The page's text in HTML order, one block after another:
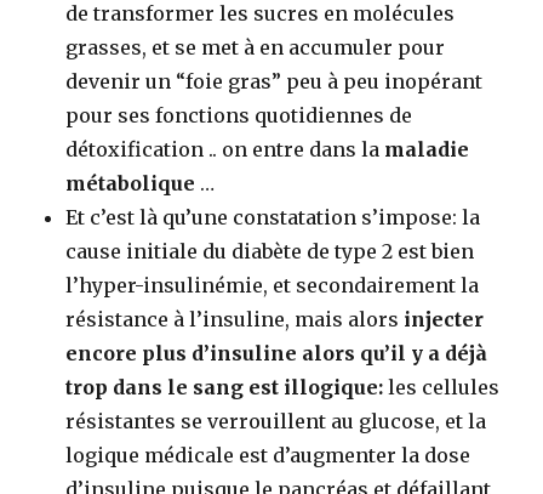
de transformer les sucres en molécules
grasses, et se met à en accumuler pour
devenir un “foie gras” peu à peu inopérant
pour ses fonctions quotidiennes de
détoxification .. on entre dans la maladie
métabolique …
Et c’est là qu’une constatation s’impose: la
cause initiale du diabète de type 2 est bien
l’hyper-insulinémie, et secondairement la
résistance à l’insuline, mais alors injecter
encore plus d’insuline alors qu’il y a déjà
trop dans le sang est illogique: les cellules
résistantes se verrouillent au glucose, et la
logique médicale est d’augmenter la dose